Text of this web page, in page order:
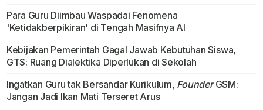
Para Guru Diimbau Waspadai Fenomena
'Ketidakberpikiran' di Tengah Masifnya AI
Kebijakan Pemerintah Gagal Jawab Kebutuhan Siswa,
GTS: Ruang Dialektika Diperlukan di Sekolah
Ingatkan Guru tak Bersandar Kurikulum, FounderGSM:
Jangan Jadi Ikan Mati Terseret Arus